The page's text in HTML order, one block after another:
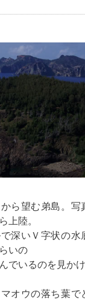
ら望む弟島。写
上陸。
深いＶ字状の水
いの
でいるのを見かけ
オウの落ち葉で